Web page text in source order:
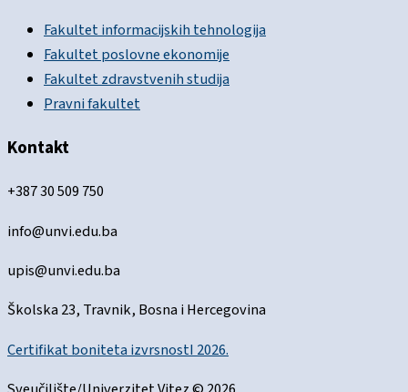
Fakultet informacijskih tehnologija
Fakultet poslovne ekonomije
Fakultet zdravstvenih studija
Pravni fakultet
Kontakt
+387 30 509 750
info@unvi.edu.ba
upis@unvi.edu.ba
Školska 23, Travnik, Bosna i Hercegovina
Certifikat boniteta izvrsnostI 2026.